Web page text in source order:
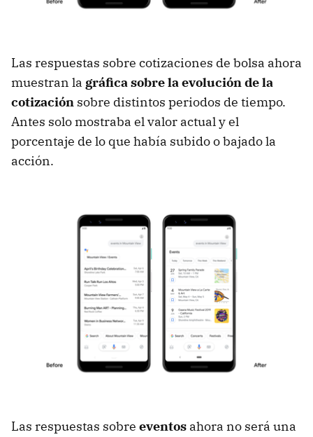
Las respuestas sobre cotizaciones de bolsa ahora
muestran la gráfica sobre la evolución de la
cotización sobre distintos periodos de tiempo.
Antes solo mostraba el valor actual y el
porcentaje de lo que había subido o bajado la
acción.
Las respuestas sobre eventos ahora no será una